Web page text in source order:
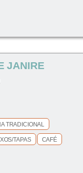
JANIRE
TRADICIONAL
TAPAS CAFÉ